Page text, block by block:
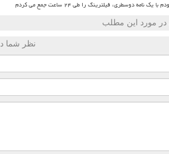
نامه دوسطری، فیلترینگ را طی ۲۴ ساعت جمع می کردم
در مورد این مطلب
نظر شما